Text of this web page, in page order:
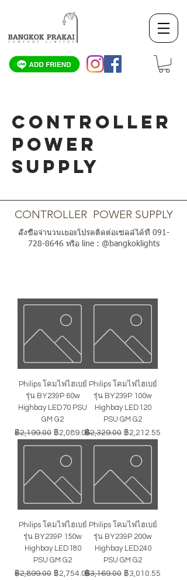
CONTROLLER
POWER
SUPPLY
CONTROLLER POWER SUPPLY
สั่งซื้อจำนวนเยอะโปรดติดต่อเซลล์ได้ที่ 091-
728-8646หรือ line : @bangkoklights
Philips โคมไฟไฮเบย์
รุ่น BY239P 60w
Highbay LED70 PSU
GM G2
ราคาปกติ
฿2,199.00 ราคาขายลด
฿2,089.05
Philips โคมไฟไฮเบย์
รุ่น BY239P 100w
Highbay LED120
PSU GM G2
ราคาปกติ
฿2,329.00 ราคาขายลด
฿2,212.55
Philips โคมไฟไฮเบย์
รุ่น BY239P 150w
Highbay LED180
PSU GM G2
ราคาปกติ
฿2,899.00 ราคาขายลด
฿2,754.05
Philips โคมไฟไฮเบย์
รุ่น BY239P 200w
Highbay LED240
PSU GM G2
ราคาปกติ
฿3,169.00 ราคาขายลด
฿3,010.55